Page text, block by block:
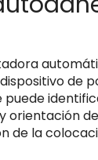
de
puede
orientación
de la